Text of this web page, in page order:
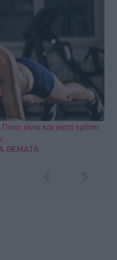
είναι και γιατί πρέπει
ΘΕΜΑΤΑ